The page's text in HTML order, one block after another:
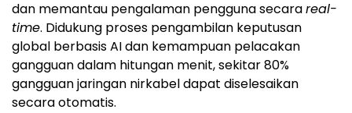
dan memantau pengalaman pengguna secarareal-
time. Didukung proses pengambilan keputusan
global berbasis AI dan kemampuan pelacakan
gangguan dalam hitungan menit, sekitar 80%
gangguan jaringan nirkabel dapat diselesaikan
secara otomatis.